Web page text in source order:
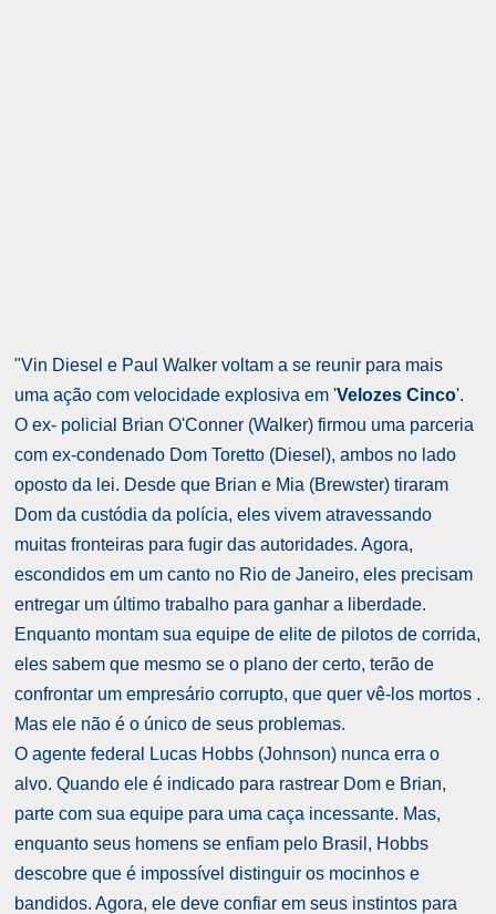
"Vin Diesel e Paul Walker voltam a se reunir para mais
uma ação com velocidade explosiva em 'Velozes Cinco'.
O ex- policial Brian O'Conner (Walker) firmou uma parceria
com ex-condenado Dom Toretto (Diesel), ambos no lado
oposto da lei. Desde que Brian e Mia (Brewster)tiraram
Dom da custódia da polícia, eles vivem atravessando
muitas fronteiras para fugir das autoridades. Agora,
escondidos em um canto no Rio de Janeiro, eles precisam
entregar um último trabalho para ganhar a liberdade.
Enquanto montam sua equipe de elite de pilotos de corrida,
eles sabem que mesmo se o plano der certo, terão de
confrontar um empresário corrupto, que quer vê-los mortos .
Mas ele não é o único de seus problemas.
O agente federal Lucas Hobbs (Johnson) nunca erra o
alvo. Quando ele é indicado para rastrear Dom e Brian,
parte com sua equipe para uma caça incessante. Mas,
enquanto seus homens se enfiam pelo Brasil, Hobbs
descobre que é impossível distinguir os mocinhos e
bandidos. Agora, ele deve confiar em seus instintos para